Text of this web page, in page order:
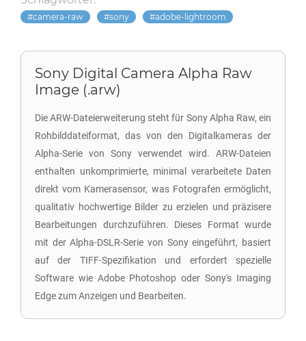
camera-raw sony adobe-lightroom
Sony Digital Camera Alpha Raw
Image (.arw)
Die ARW-Dateierweiterung steht für Sony Alpha Raw, ein
Rohbilddateiformat, das von den Digitalkameras der
Alpha-Serie von Sony verwendet wird. ARW-Dateien
enthalten unkomprimierte, minimal verarbeitete Daten
direkt vom Kamerasensor, was Fotografen ermöglicht,
qualitativ hochwertige Bilder zu erzielen und präzisere
Bearbeitungen durchzuführen. Dieses Format wurde
mit der Alpha-DSLR-Serie von Sony eingeführt, basiert
auf der TIFF-Spezifikation und erfordert spezielle
Software wie Adobe Photoshop oder Sony's Imaging
Edge zum Anzeigen und Bearbeiten.